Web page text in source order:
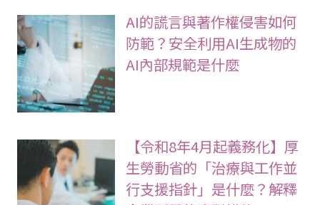
AI的謊言與著作權侵害如何
防範？安全利用AI生成物的
AI內部規範是什麼
【令和8年4月起義務化】厚
生勞動省的「治療與工作並
行支援指針」是什麼？解釋